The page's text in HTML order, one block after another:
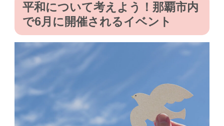
平和について考えよう！那覇市内
で6月に開催されるイベント